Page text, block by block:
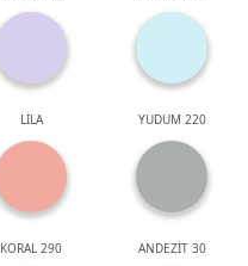
LİLA YUDUM 220
KORAL 290 ANDEZİT 30